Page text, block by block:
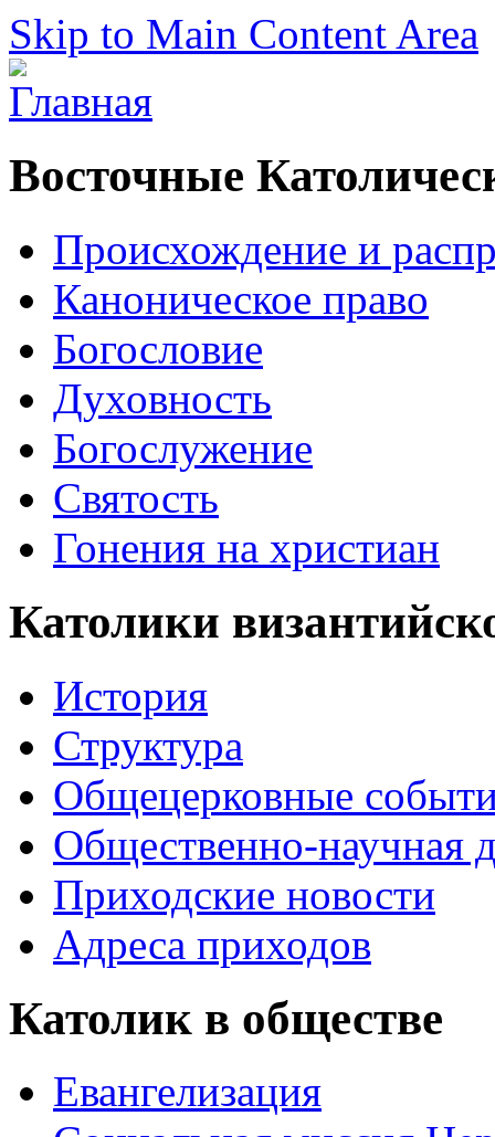
Skip to Main Content Area
Восточные
Происхождение и
Каноническое право
Богословие
Духовность
Богослужение
Святость
Гонения на христиан
Католики
История
Структура
Общецерковные
Общественно-научная
Приходские новости
Адреса приходов
Католик в обществе
Евангелизация